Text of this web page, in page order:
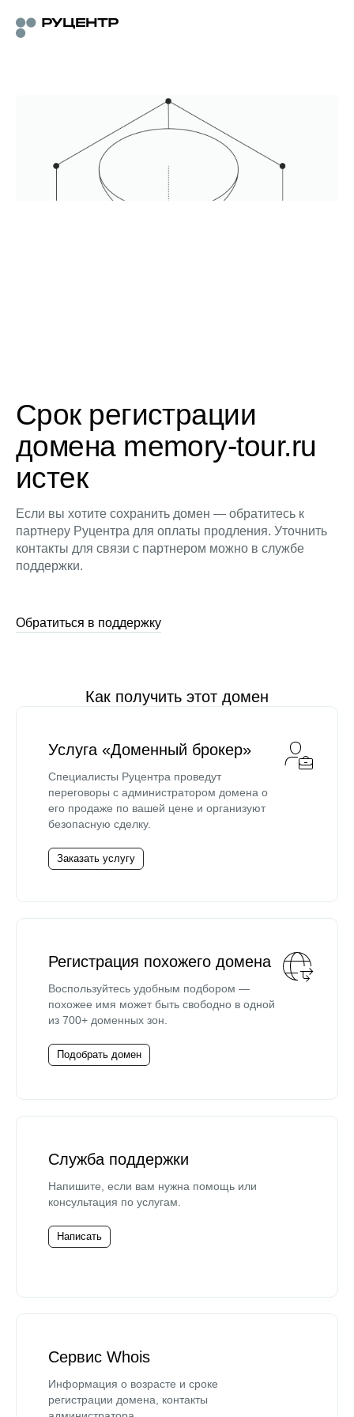
Срок регистрации
домена memory-tour.ru
истек
Если вы хотите сохранить домен — обратитесь к
партнеру Руцентра для оплаты продления. Уточнить
контакты для связи с партнером можно в службе
поддержки.
Обратиться в поддержку
Как получить этот домен
Услуга «Доменный брокер»
Специалисты Руцентра проведут
переговоры с администратором домена о
его продаже по вашей цене и организуют
безопасную сделку.
Заказать услугу
Регистрация похожего домена
Воспользуйтесь удобным подбором —
похожее имя может быть свободно в одной
из 700+ доменных зон.
Подобрать домен
Служба поддержки
Напишите, если вам нужна помощь или
консультация по услугам.
Написать
Сервис Whois
Информация о возрасте и сроке
регистрации домена, контакты